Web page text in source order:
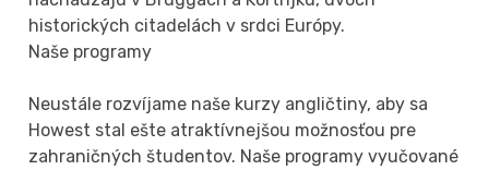
historických citadelách v srdci Európy.
Naše programy
Neustále rozvíjame naše kurzy angličtiny, aby sa
Howest stal ešte atraktívnejšou možnosťou pre
zahraničných študentov. Naše programy vyučované